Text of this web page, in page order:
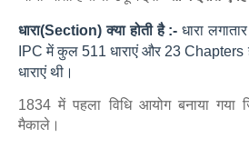
धारा(Section) क्या होती है :- धारा
IPC में कुल 511 धाराएं और 23
धाराएं थी।
1834 में पहला विधि आयोग बनाया गया
मैकाले।